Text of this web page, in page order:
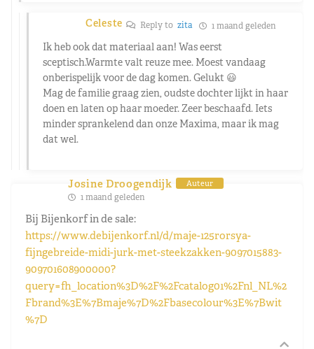
Celeste Reply to zita 1 maand geleden
Ik heb ook dat materiaal aan! Was eerst
sceptisch.Warmte valt reuze mee. Moest vandaag
onberispelijk voor de dag komen. Gelukt 😃
Mag de familie graag zien, oudste dochter lijkt in haar
doen en laten op haar moeder. Zeer beschaafd. Iets
minder sprankelend dan onze Maxima, maar ik mag
dat wel.
Josine Droogendijk Auteur
1 maand geleden
Bij Bijenkorf in de sale:
https://www.debijenkorf.nl/d/maje-125rorsya-
fijngebreide-midi-jurk-met-steekzakken-9097015883-
909701608900000?
query=fh_location%3D%2F%2Fcatalog01%2Fnl_NL%2
Fbrand%3E%7Bmaje%7D%2Fbasecolour%3E%7Bwit
%7D